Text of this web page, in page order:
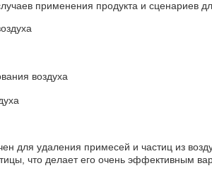
применения продукта и сценариев
воздуха
для удаления примесей и частиц из
что делает его очень эффективным